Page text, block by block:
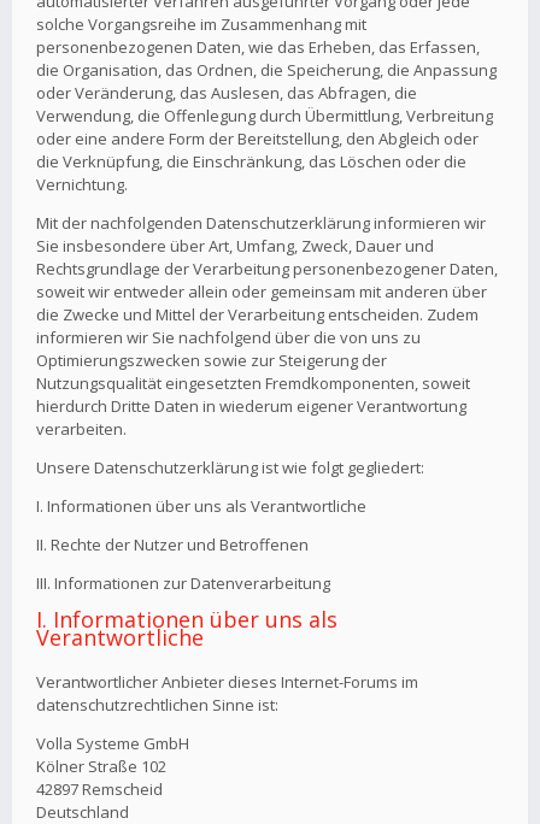
solche Vorgangsreihe im Zusammenhang mit
personenbezogenen Daten, wie das Erheben, das Erfassen,
die Organisation, das Ordnen, die Speicherung, die Anpassung
oder Veränderung, das Auslesen, das Abfragen, die
Verwendung, die Offenlegung durch Übermittlung, Verbreitung
oder eine andere Form der Bereitstellung, den Abgleich oder
die Verknüpfung, die Einschränkung, das Löschen oder die
Vernichtung.
Mit der nachfolgenden Datenschutzerklärung informieren wir
Sie insbesondere über Art, Umfang, Zweck, Dauer und
Rechtsgrundlage der Verarbeitung personenbezogener Daten,
soweit wir entweder allein oder gemeinsam mit anderen über
die Zwecke und Mittel der Verarbeitung entscheiden. Zudem
informieren wir Sie nachfolgend über die von uns zu
Optimierungszwecken sowie zur Steigerung der
Nutzungsqualität eingesetzten Fremdkomponenten, soweit
hierdurch Dritte Daten in wiederum eigener Verantwortung
verarbeiten.
Unsere Datenschutzerklärung ist wie folgt gegliedert:
I. Informationen über uns als Verantwortliche
II. Rechte der Nutzer und Betroffenen
III. Informationen zur Datenverarbeitung
I. Informationen über uns als
Verantwortliche
Verantwortlicher Anbieter dieses Internet-Forums im
datenschutzrechtlichen Sinne ist:
Volla Systeme GmbH
Kölner Straße 102
42897 Remscheid
Deutschland